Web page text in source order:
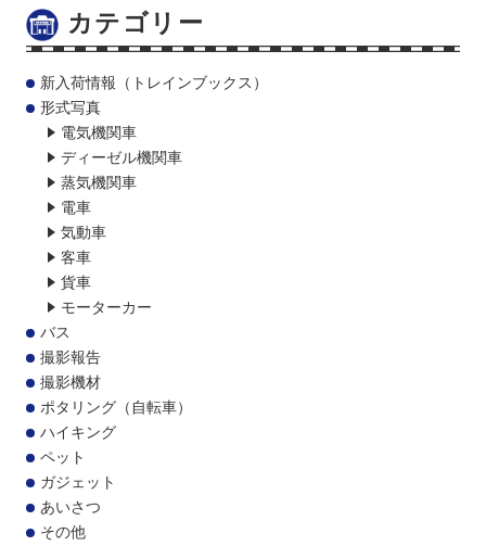
カテゴリー
新入荷情報（トレインブックス）
形式写真
電気機関車
ディーゼル機関車
蒸気機関車
電車
気動車
客車
貨車
モーターカー
バス
撮影報告
撮影機材
ポタリング（自転車）
ハイキング
ペット
ガジェット
あいさつ
その他